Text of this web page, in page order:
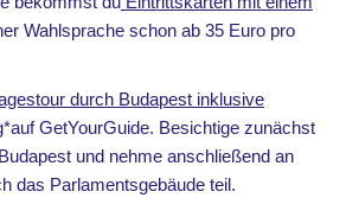
Wahlsprache schon ab 35 Euro pro
durch Budapest inklusive
*auf GetYourGuide. Besichtige zunächst
und nehme anschließend an
das Parlamentsgebäude teil.